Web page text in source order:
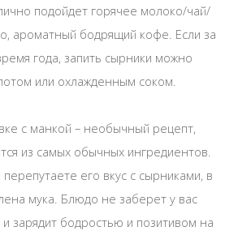
подойдет горячее молоко/чай/
ароматный бодрящий кофе. Если за
года, запить сырники можно
или охлажденным соком.
с манкой – необычный рецепт,
из самых обычных ингредиентов.
его вкус с сырниками, в
мука. Блюдо не заберет у вас
зарядит бодростью и позитивом на